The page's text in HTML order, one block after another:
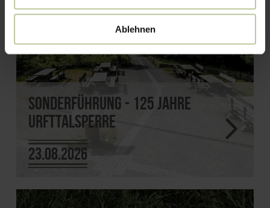
Ablehnen
Sonderführung - 125 Jahre
Urfttalsperre
23.08.2026